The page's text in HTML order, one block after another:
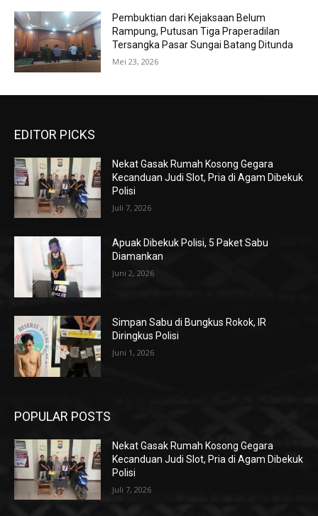
Pembuktian dari Kejaksaan Belum
Rampung, Putusan Tiga Praperadilan
Tersangka Pasar Sungai Batang Ditunda
Mei 23, 2026
EDITOR PICKS
Nekat Gasak Rumah Kosong Gegara
Kecanduan Judi Slot, Pria di Agam Dibekuk
Polisi
Juli 7, 2026
Apuak Dibekuk Polisi, 5 Paket Sabu
Diamankan
Juni 2, 2026
Simpan Sabu di Bungkus Rokok, IR
Diringkus Polisi
Juni 1, 2026
POPULAR POSTS
Nekat Gasak Rumah Kosong Gegara
Kecanduan Judi Slot, Pria di Agam Dibekuk
Polisi
Juli 7, 2026